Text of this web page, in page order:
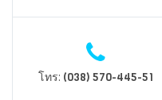
โทร: (038) 570-445-51